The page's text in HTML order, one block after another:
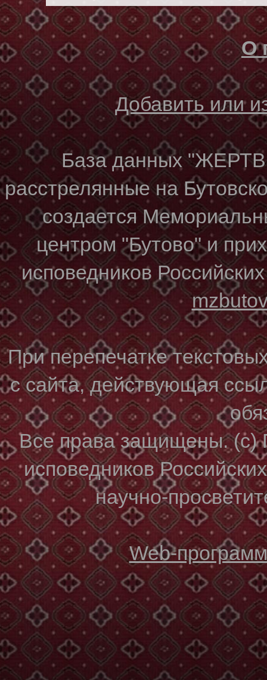
О
Добавить или
База данных
расстрелянные на
создается
центром "Бутово" и
исповедников
При перепечатке
с сайта, действующая
Все права защищены. (с)
исповедников
научно-
Web-